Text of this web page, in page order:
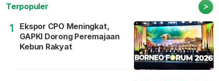
Terpopuler >
1
Ekspor CPO Meningkat,
GAPKI Dorong Peremajaan
Kebun Rakyat